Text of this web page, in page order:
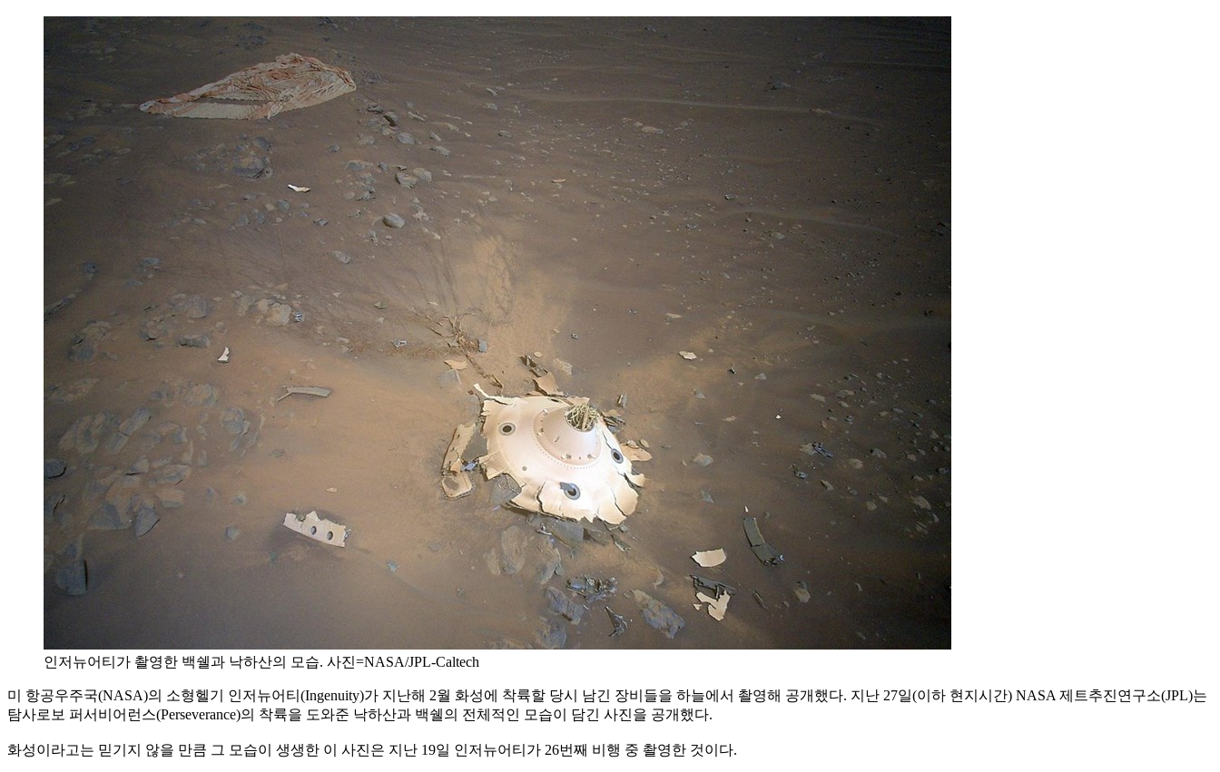
인저뉴어티가 촬영한 백쉘과 낙하산의 모습. 사진=NASA/JPL-Caltech
미 항공우주국(NASA)의 소형헬기 인저뉴어티(Ingenuity)가 지난해 2월 화성에 착륙할 당시 남긴 장비들을 하늘에서 촬영해 공개했다. 지난 27일(이하 현지시간) NASA 제트추진연구소(JPL)는
탐사로보 퍼서비어런스(Perseverance)의 착륙을 도와준 낙하산과 백쉘의 전체적인 모습이 담긴 사진을 공개했다.
화성이라고는 믿기지 않을 만큼 그 모습이 생생한 이 사진은 지난 19일 인저뉴어티가 26번째 비행 중 촬영한 것이다.